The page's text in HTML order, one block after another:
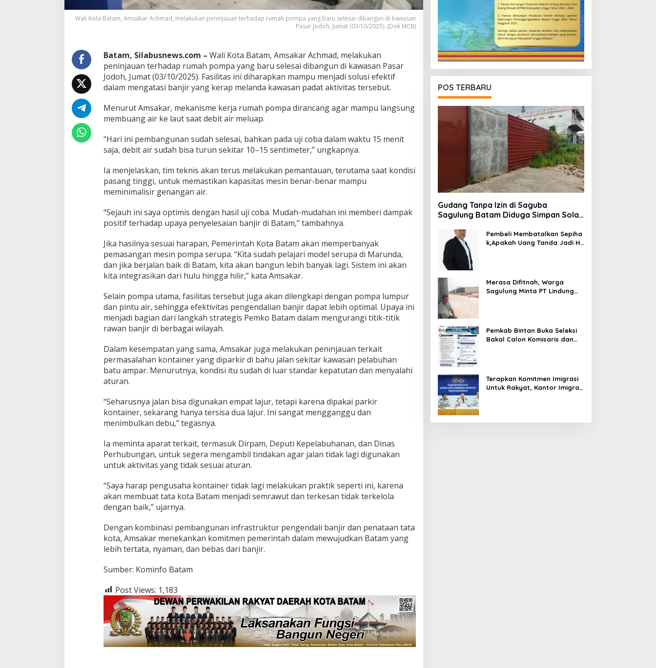
K
o
a
t
a
m
T
n
j
R
u
h
P
o
p
J
d
o
h
Wali Kota Batam, Amsakar Achmad, melakukan peninjauan terhadap rumah pompa yang baru selesai dibangun di kawasan
Pasar Jodoh, Jumat (03/10/2025). (Dok MCB)
Batam, Silabusnews.com – Wali Kota Batam, Amsakar Achmad, melakukan
peninjauan terhadap rumah pompa yang baru selesai dibangun di kawasan Pasar
Jodoh, Jumat (03/10/2025). Fasilitas ini diharapkan mampu menjadi solusi efektif
dalam mengatasi banjir yang kerap melanda kawasan padat aktivitas tersebut.
Menurut Amsakar, mekanisme kerja rumah pompa dirancang agar mampu langsung
membuang air ke laut saat debit air meluap.
“Hari ini pembangunan sudah selesai, bahkan pada uji coba dalam waktu 15 menit
saja, debit air sudah bisa turun sekitar 10–15 sentimeter,” ungkapnya.
Ia menjelaskan, tim teknis akan terus melakukan pemantauan, terutama saat kondisi
pasang tinggi, untuk memastikan kapasitas mesin benar-benar mampu
meminimalisir genangan air.
“Sejauh ini saya optimis dengan hasil uji coba. Mudah-mudahan ini memberi dampak
positif terhadap upaya penyelesaian banjir di Batam,” tambahnya.
Jika hasilnya sesuai harapan, Pemerintah Kota Batam akan memperbanyak
pemasangan mesin pompa serupa. “Kita sudah pelajari model serupa di Marunda,
dan jika berjalan baik di Batam, kita akan bangun lebih banyak lagi. Sistem ini akan
kita integrasikan dari hulu hingga hilir,” kata Amsakar.
Selain pompa utama, fasilitas tersebut juga akan dilengkapi dengan pompa lumpur
dan pintu air, sehingga efektivitas pengendalian banjir dapat lebih optimal. Upaya ini
menjadi bagian dari langkah strategis Pemko Batam dalam mengurangi titik-titik
rawan banjir di berbagai wilayah.
Dalam kesempatan yang sama, Amsakar juga melakukan peninjauan terkait
permasalahan kontainer yang diparkir di bahu jalan sekitar kawasan pelabuhan
batu ampar. Menurutnya, kondisi itu sudah di luar standar kepatutan dan menyalahi
aturan.
“Seharusnya jalan bisa digunakan empat lajur, tetapi karena dipakai parkir
kontainer, sekarang hanya tersisa dua lajur. Ini sangat mengganggu dan
menimbulkan debu,” tegasnya.
Ia meminta aparat terkait, termasuk Dirpam, Deputi Kepelabuhanan, dan Dinas
Perhubungan, untuk segera mengambil tindakan agar jalan tidak lagi digunakan
untuk aktivitas yang tidak sesuai aturan.
“Saya harap pengusaha kontainer tidak lagi melakukan praktik seperti ini, karena
akan membuat tata kota Batam menjadi semrawut dan terkesan tidak terkelola
dengan baik,” ujarnya.
Dengan kombinasi pembangunan infrastruktur pengendali banjir dan penataan tata
kota, Amsakar menekankan komitmen pemerintah dalam mewujudkan Batam yang
lebih tertata, nyaman, dan bebas dari banjir.
Sumber: Kominfo Batam
Post Views: 1,183
POS TERBARU
Gudang Tanpa Izin di Saguba
Sagulung Batam Diduga Simpan Solar
Bahaya KebakaranPembeli Membatalkan Sepiha
k,Apakah Uang Tanda Jadi H
Merasa Difitnah, Warga
Sagulung Minta PT Lindung
Pemkab Bintan Buka Seleksi
Bakal Calon Komisaris dan
Terapkan Komitmen Imigrasi
Untuk Rakyat, Kantor Imigrasi